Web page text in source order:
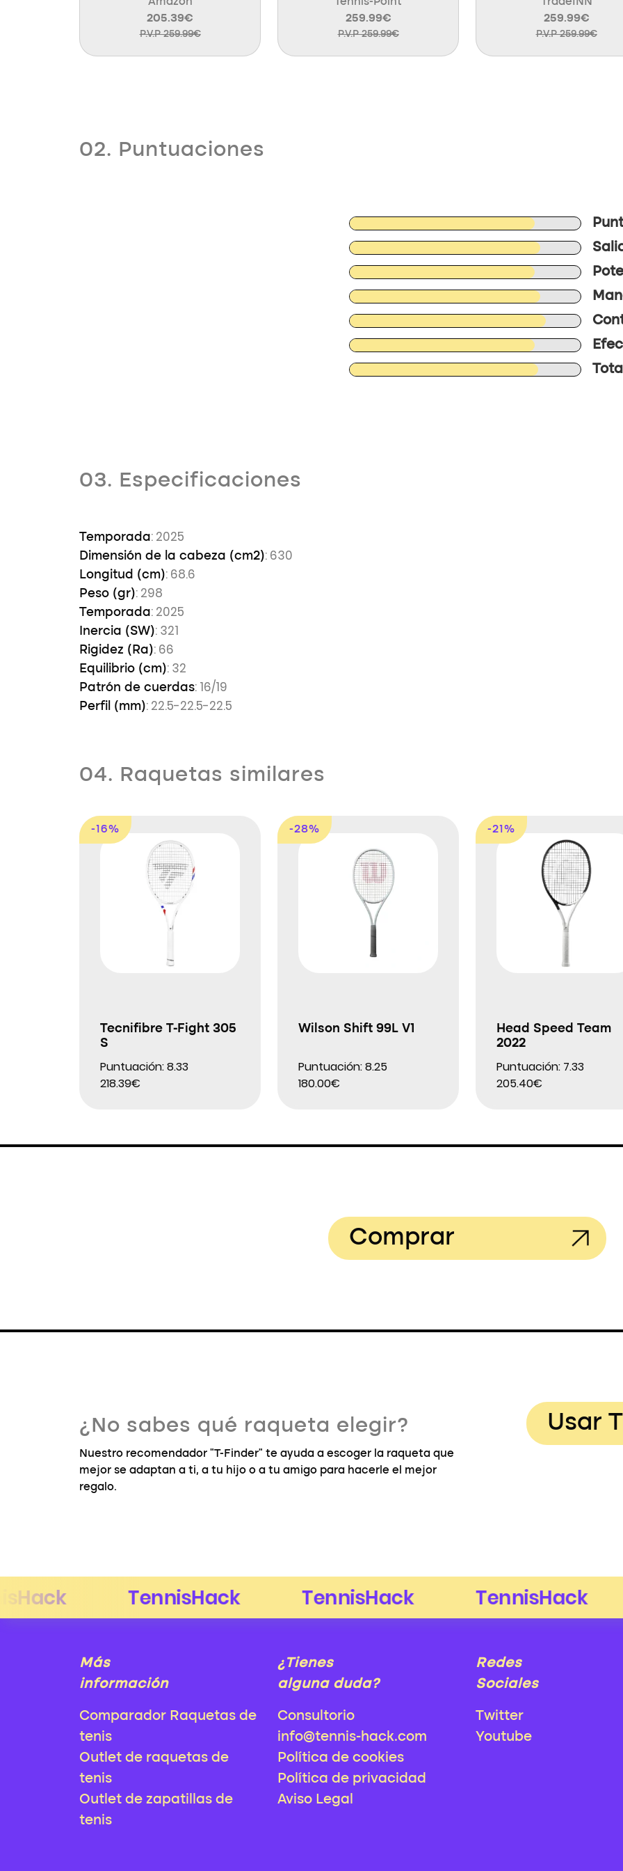
205.39€
P.V.P 259.99€
259.99€
P.V.P 259.99€
259.99€
P.V.P 259.99€
02. Puntuaciones
03. Especificaciones
Temporada: 2025
Dimensión de la cabeza (cm2): 630
Longitud (cm): 68.6
Peso (gr): 298
Temporada: 2025
Inercia (SW): 321
Rigidez (Ra): 66
Equilibrio (cm): 32
Patrón de cuerdas: 16/19
Perfil (mm): 22.5-22.5-22.5
04. Raquetas similares
-16%
Tecnifibre T-Fight 305
S
Puntuación: 8.33
218.39€
-28%
Wilson Shift 99L V1
Puntuación: 8.25
180.00€
-21%
Head Speed Team
2022
Puntuación: 7.33
205.40€
Comprar
¿No sabes qué raqueta elegir?
Nuestro recomendador "T-Finder" te ayuda a escoger la raqueta que
mejor se adaptan a ti, a tu hijo o a tu amigo para hacerle el mejor
regalo.
Usar
Más
información
Comparador Raquetas de
tenis
Outlet de raquetas de
tenis
Outlet de zapatillas de
tenis
¿Tienes
alguna duda?
Consultorio
info@tennis-hack.com
Política de cookies
Política de privacidad
Aviso Legal
Redes
Sociales
Twitter
Youtube